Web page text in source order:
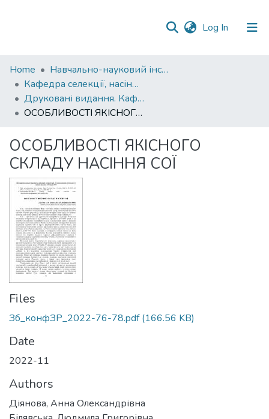
Log In (current)
Communities
&
Collections
All of DSpace
Statistics
Home
Навчально-науковий інститут агротехнологій, селекції та екології
Кафедра селекції, насінництва і генетики
Друковані видання. Кафедра селекції, насінництва і генетики
ОСОБЛИВОСТІ ЯКІСНОГО СКЛАДУ НАСІННЯ СОЇ
ОСОБЛИВОСТІ ЯКІСНОГО
СКЛАДУ НАСІННЯ СОЇ
Files
Зб_конфЗР_2022-76-78.pdf(166.56 KB)
Date
2022-11
Authors
Діянова, Анна Олександрівна